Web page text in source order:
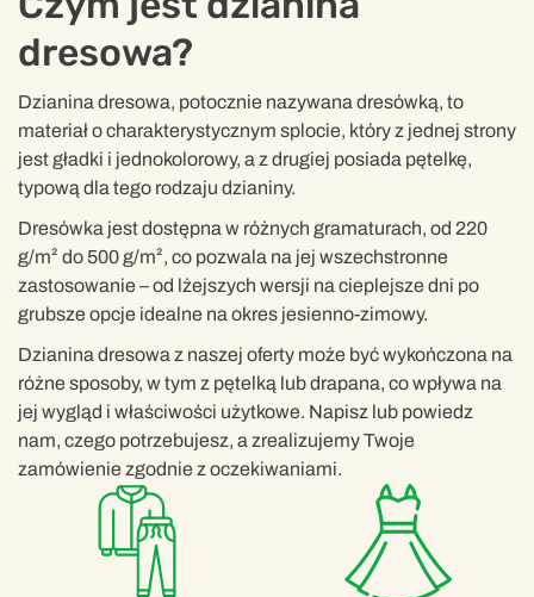
dresowa?
Dzianina dresowa, potocznie nazywana dresówką, to
materiał o charakterystycznym splocie, który z jednej strony
jest gładki i jednokolorowy, a z drugiej posiada pętelkę,
typową dla tego rodzaju dzianiny.
Dresówka jest dostępna w różnych gramaturach, od 220
g/m² do 500 g/m², co pozwala na jej wszechstronne
zastosowanie – od lżejszych wersji na cieplejsze dni po
grubsze opcje idealne na okres jesienno-zimowy.
Dzianina dresowa z naszej oferty może być wykończona na
różne sposoby, w tym z pętelką lub drapana, co wpływa na
jej wygląd i właściwości użytkowe. Napisz lub powiedz
nam, czego potrzebujesz, a zrealizujemy Twoje
zamówienie zgodnie z oczekiwaniami.